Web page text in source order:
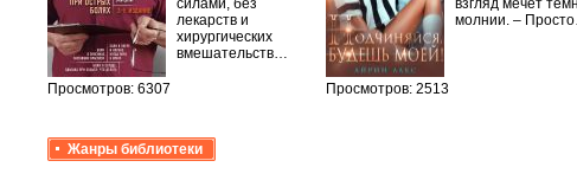
Просмотров: 6307
силами, без
лекарств и
хирургических
вмешательств…
Просмотров: 2513
взгляд мечет
молнии. –
Жанры библиотеки